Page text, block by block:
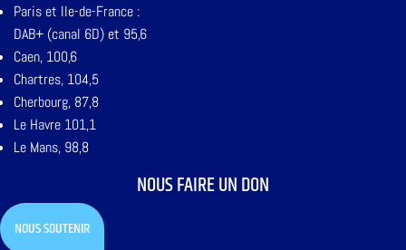
Paris et Ile-de-France :
DAB+ (canal 6D) et 95,6
Caen, 100,6
Chartres, 104,5
Cherbourg, 87,8
Le Havre 101,1
Le Mans, 98,8
NOUS FAIRE UN DON
NOUS SOUTENIR